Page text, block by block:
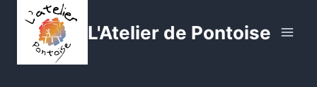
contenu
L'Atelier de Pontoise